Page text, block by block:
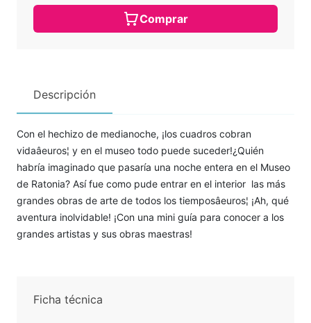
Comprar
Descripción
Con el hechizo de medianoche, ¡los cuadros cobran
vidaâeuros¦ y en el museo todo puede suceder!¿Quién
habría imaginado que pasaría una noche entera en el Museo
de Ratonia? Así fue como pude entrar en el interior las más
grandes obras de arte de todos los tiemposâeuros¦ ¡Ah, qué
aventura inolvidable! ¡Con una mini guía para conocer a los
grandes artistas y sus obras maestras!
Ficha técnica